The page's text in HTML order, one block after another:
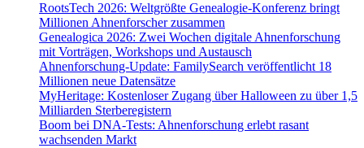
RootsTech 2026: Weltgrößte Genealogie-Konferenz bringt
Millionen Ahnenforscher zusammen
Genealogica 2026: Zwei Wochen digitale Ahnenforschung
mit Vorträgen, Workshops und Austausch
Ahnenforschung-Update: FamilySearch veröffentlicht 18
Millionen neue Datensätze
MyHeritage: Kostenloser Zugang über Halloween zu über 1,5
Milliarden Sterberegistern
Boom bei DNA-Tests: Ahnenforschung erlebt rasant
wachsenden Markt